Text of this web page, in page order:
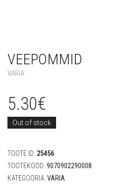
VEEPOMMID
VARIA
5.30€
Out of stock
TOOTE ID: 25456
TOOTEKOOD: 9070902290008
KATEGOORIA: VARIA